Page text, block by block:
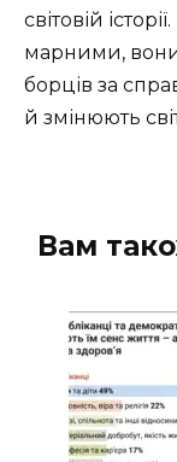
світовій
марними, вони
борців за
й змінюють
Вам